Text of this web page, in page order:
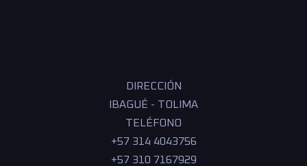
DIRECCIÓN
IBAGUÉ - TOLIMA
TELÉFONO
+57 314 4043756
+57 310 7167929